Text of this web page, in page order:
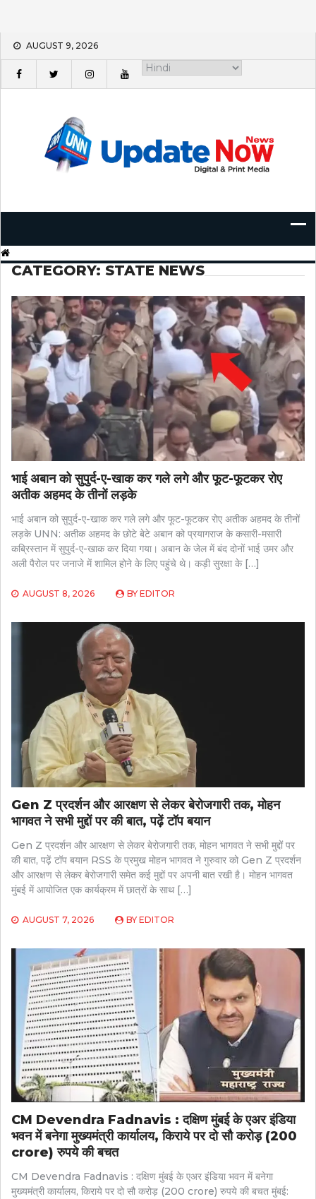
Skip
content
AUGUST 9, 2026
CATEGORY: STATE NEWS
भाई अबान को सुपुर्द-ए-खाक कर गले लगे और फूट-फूटकर रोए
अतीक अहमद के तीनों लड़के
भाई अबान को सुपुर्द-ए-खाक कर गले लगे और फूट-फूटकर रोए अतीक अहमद के तीनों
लड़के UNN: अतीक अहमद के छोटे बेटे अबान को प्रयागराज के कसारी-मसारी
कब्रिस्तान में सुपुर्द-ए-खाक कर दिया गया। अबान के जेल में बंद दोनों भाई उमर और
अली पैरोल पर जनाजे में शामिल होने के लिए पहुंचे थे। कड़ी सुरक्षा के […]
AUGUST 8, 2026 BY EDITOR
Gen Z प्रदर्शन और आरक्षण से लेकर बेरोजगारी तक, मोहन
भागवत ने सभी मुद्दों पर की बात, पढ़ें टॉप बयान
Gen Z प्रदर्शन और आरक्षण से लेकर बेरोजगारी तक, मोहन भागवत ने सभी मुद्दों पर
की बात, पढ़ें टॉप बयान RSS के प्रमुख मोहन भागवत ने गुरुवार को Gen Z प्रदर्शन
और आरक्षण से लेकर बेरोजगारी समेत कई मुद्दों पर अपनी बात रखी है। मोहन भागवत
मुंबई में आयोजित एक कार्यक्रम में छात्रों के साथ […]
AUGUST 7, 2026 BY EDITOR
CM Devendra Fadnavis : दक्षिण मुंबई के एअर इंडिया
भवन में बनेगा मुख्यमंत्री कार्यालय, किराये पर दो सौ करोड़ (200
crore) रुपये की बचत
CM Devendra Fadnavis : दक्षिण मुंबई के एअर इंडिया भवन में बनेगा
मुख्यमंत्री कार्यालय, किराये पर दो सौ करोड़ (200 crore) रुपये की बचत मुंबई: